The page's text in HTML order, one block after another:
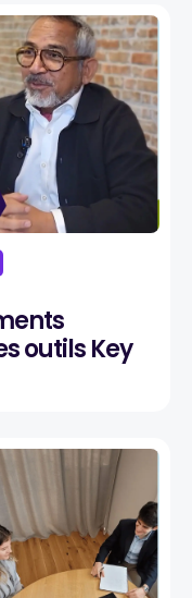
outils Key